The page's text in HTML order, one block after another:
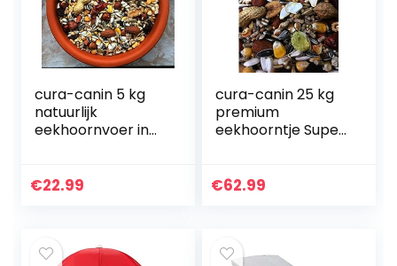
cura-canin 5 kg
natuurlijk
eekhoornvoer in
topklasse
€22.99
cura-canin 25 kg
premium
eekhoorntje Super
topklasse
€62.99